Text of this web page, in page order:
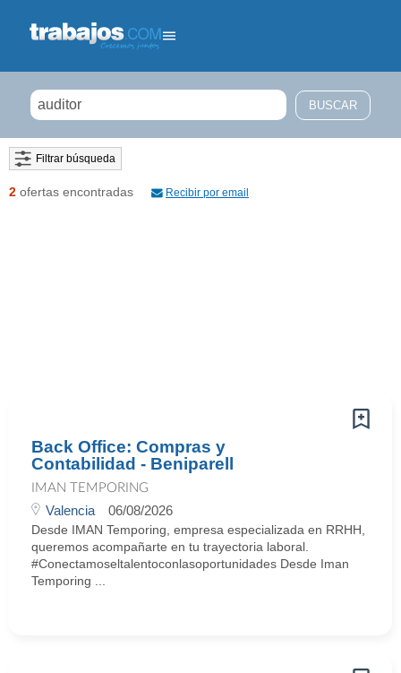
Filtrar búsqueda
2 ofertas encontradas Recibir por email
Back Office: Compras y
Contabilidad - Beniparell
IMAN TEMPORING
Valencia 06/08/2026
Desde IMAN Temporing, empresa especializada en RRHH,
queremos acompañarte en tu trayectoria laboral.
#Conectamoseltalentoconlasoportunidades Desde Iman
Temporing ...